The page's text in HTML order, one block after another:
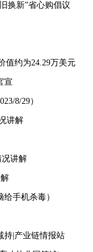
换新”省心购倡议
值约为24.29万美元
宣
8/29）
讲解
况讲解
手机杀毒）
持|产业链情报站